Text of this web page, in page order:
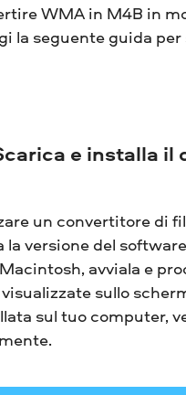
WMA in M4B in
la seguente guida
e installa
un convertitore di
la versione del
avviala e
sullo
sul tuo computer,